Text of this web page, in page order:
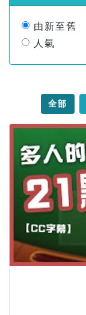
由新至舊
人氣
全部